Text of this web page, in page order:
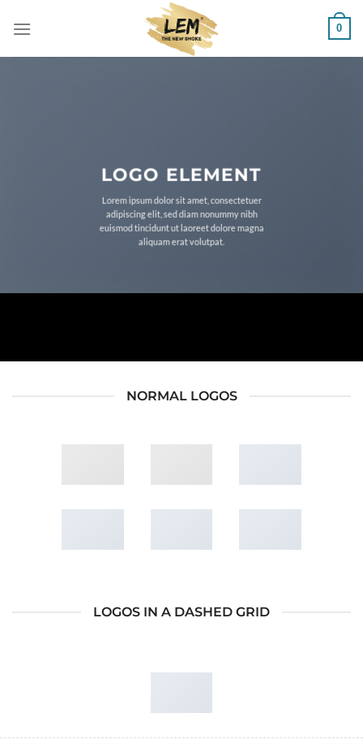
0
LOGO ELEMENT
Lorem ipsum dolor sit amet, consectetuer
adipiscing elit, sed diam nonummy nibh
euismod tincidunt ut laoreet dolore magna
aliquam erat volutpat.
NORMAL LOGOS
LOGOS IN A DASHED GRID